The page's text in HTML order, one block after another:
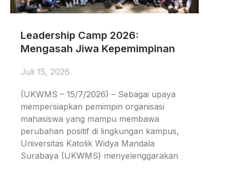
Leadership Camp 2026:
Mengasah Jiwa Kepemimpinan
Juli 15, 2026
(UKWMS – 15/7/2026) – Sebagai upaya
mempersiapkan pemimpin organisasi
mahasiswa yang mampu membawa
perubahan positif di lingkungan kampus,
Universitas Katolik Widya Mandala
Surabaya (UKWMS) menyelenggarakan